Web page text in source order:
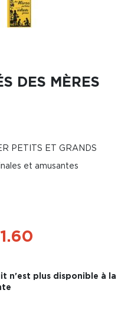
DES MÈRES
PETITS ET GRANDS
et amusantes
n'est plus disponible à la